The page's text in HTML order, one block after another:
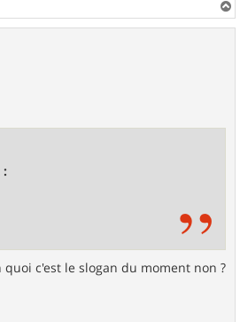
a
:
quoi c'est le slogan du moment non ?